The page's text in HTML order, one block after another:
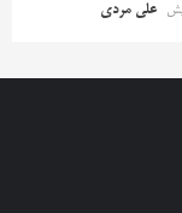
علی مردی